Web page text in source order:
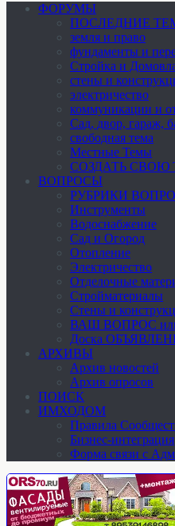
ФОРУМЫ
ПОСЛЕДНИЕ
земля и право
фундаменты и
Стройка и
стены и
электричество
коммуникации и
Cад, двор, гараж,
свободная тема
Местные Темы
СОЗДАТЬ СВОЮ
ВОПРОСЫ
РУБРИКИ
Инструменты
Водоснабжение
Сад и Огород
Отопление
Электричество
Отделочные
Стройматериалы
Стены и
ВАШ ВОПРОС
Доска
АРХИВЫ
Архив новостей
Архив опросов
ПОИСК
ИМХОДОМ
Правила
Бизнес-интеграция
Форма связи с